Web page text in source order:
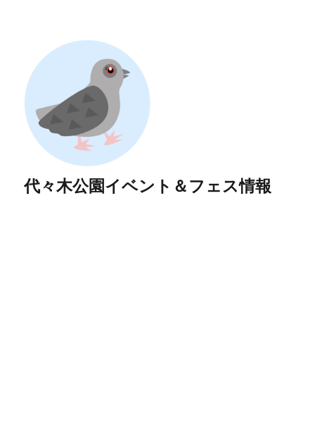
代々木公園イベント＆フェス情報